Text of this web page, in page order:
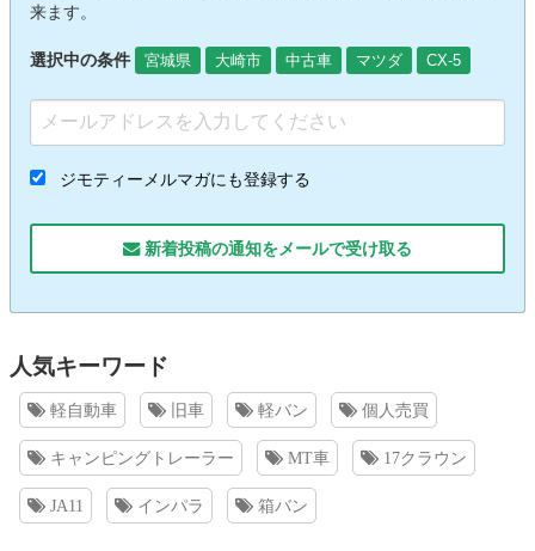
来ます。
選択中の条件 宮城県 大崎市 中古車 マツダ CX-5
ジモティーメルマガにも登録する
新着投稿の通知をメールで受け取る
人気キーワード
軽自動車 旧車 軽バン 個人売買
キャンピングトレーラー MT車 17クラウン
JA11 インパラ 箱バン